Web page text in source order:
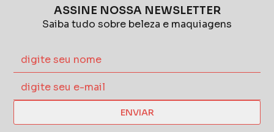
ASSINE NOSSA NEWSLETTER
Saiba tudo sobre beleza e maquiagens
ENVIAR